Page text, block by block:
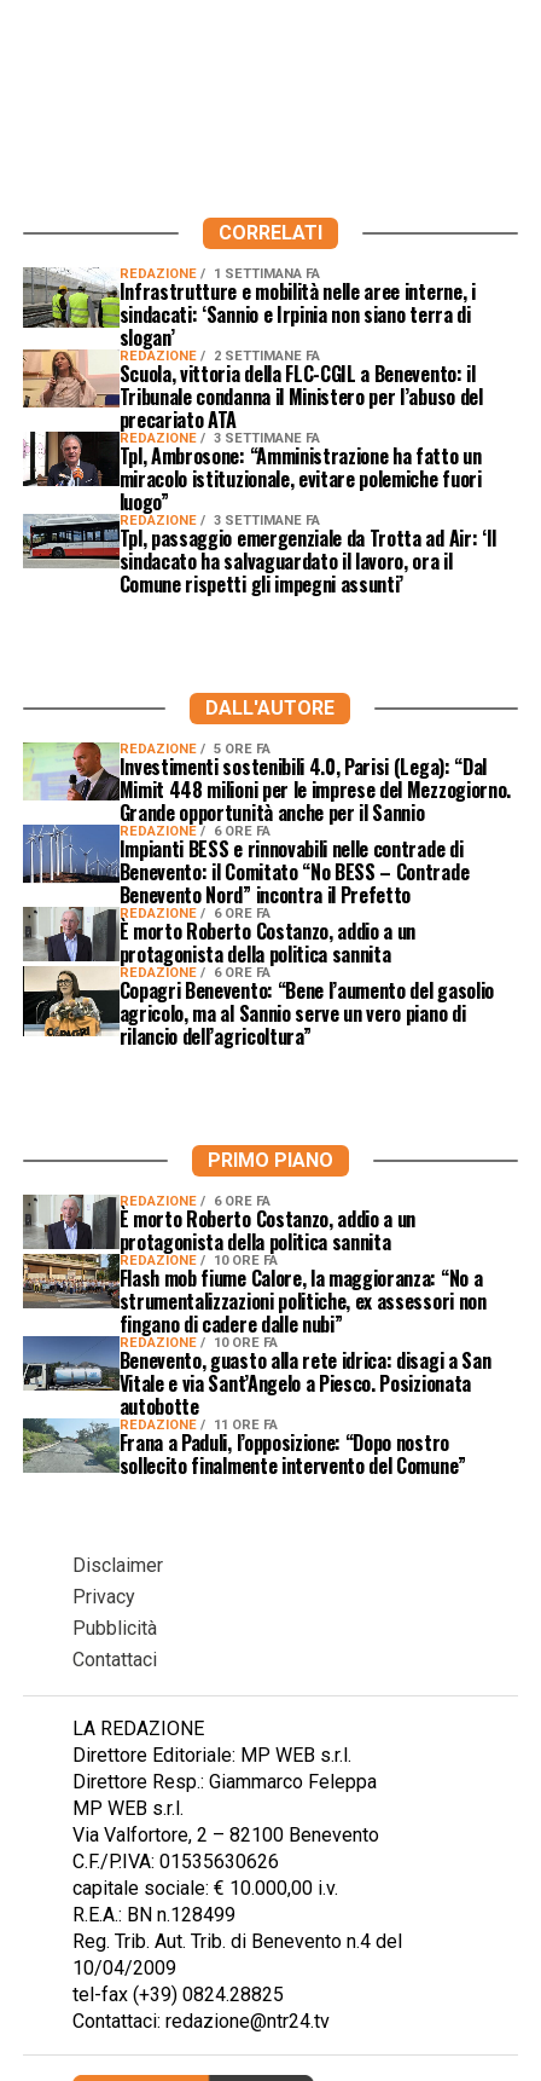
CORRELATI
REDAZIONE 1 SETTIMANA FA
Infrastrutture e mobilità nelle aree interne, i
sindacati: ‘Sannio e Irpinia non siano terra di
slogan’
REDAZIONE 2 SETTIMANE FA
Scuola, vittoria della FLC-CGIL a Benevento: il
Tribunale condanna il Ministero per l’abuso del
precariato ATA
REDAZIONE 3 SETTIMANE FA
Tpl, Ambrosone: “Amministrazione ha fatto un
miracolo istituzionale, evitare polemiche fuori
luogo”
REDAZIONE 3 SETTIMANE FA
Tpl, passaggio emergenziale da Trotta ad Air: ‘Il
sindacato ha salvaguardato il lavoro, ora il
Comune rispetti gli impegni assunti’
DALL'AUTORE
REDAZIONE 5 ORE FA
Investimenti sostenibili 4.0, Parisi (Lega): “Dal
Mimit 448 milioni per le imprese del Mezzogiorno.
Grande opportunità anche per il Sannio
REDAZIONE 6 ORE FA
Impianti BESS e rinnovabili nelle contrade di
Benevento: il Comitato “No BESS – Contrade
Benevento Nord” incontra il Prefetto
REDAZIONE 6 ORE FA
È morto Roberto Costanzo, addio a un
protagonista della politica sannita
REDAZIONE 6 ORE FA
Copagri Benevento: “Bene l’aumento del gasolio
agricolo, ma al Sannio serve un vero piano di
rilancio dell’agricoltura”
PRIMO PIANO
REDAZIONE 6 ORE FA
È morto Roberto Costanzo, addio a un
protagonista della politica sannita
REDAZIONE 10 ORE FA
Flash mob fiume Calore, la maggioranza: “No a
strumentalizzazioni politiche, ex assessori non
fingano di cadere dalle nubi”
REDAZIONE 10 ORE FA
Benevento, guasto alla rete idrica: disagi a San
Vitale e via Sant’Angelo a Piesco. Posizionata
autobotte
REDAZIONE 11 ORE FA
Frana a Paduli, l’opposizione: “Dopo nostro
sollecito finalmente intervento del Comune”
Disclaimer
Privacy
Pubblicità
Contattaci
LA REDAZIONE
Direttore Editoriale: MP WEB s.r.l.
Direttore Resp.: Giammarco Feleppa
MP WEB s.r.l.
Via Valfortore, 2 – 82100 Benevento
C.F./P.IVA: 01535630626
capitale sociale: € 10.000,00 i.v.
R.E.A.: BN n.128499
Reg. Trib. Aut. Trib. di Benevento n.4 del
10/04/2009
tel-fax (+39) 0824.28825
Contattaci: redazione@ntr24.tv